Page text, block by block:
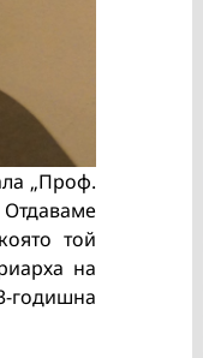
„Проф.
той
на
годишна